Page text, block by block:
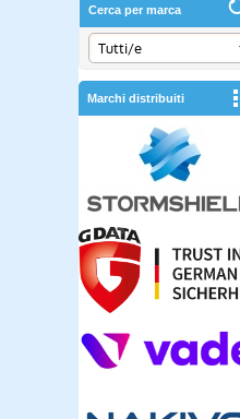
Cerca per marca
Marchi distribuiti